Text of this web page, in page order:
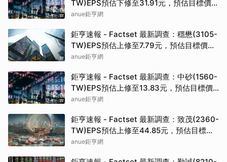
TW)EPS預估下修至31.91元，預估目標價為
723.5元
anue鉅亨網
鉅亨速報 - Factset 最新調查：穩懋(3105-
TW)EPS預估上修至7.79元，預估目標價為
395元
anue鉅亨網
鉅亨速報 - Factset 最新調查：中砂(1560-
TW)EPS預估上修至13.83元，預估目標價
為810元
anue鉅亨網
鉅亨速報 - Factset 最新調查：致茂(2360-
TW)EPS預估上修至44.85元，預估目標價
為2725元
anue鉅亨網